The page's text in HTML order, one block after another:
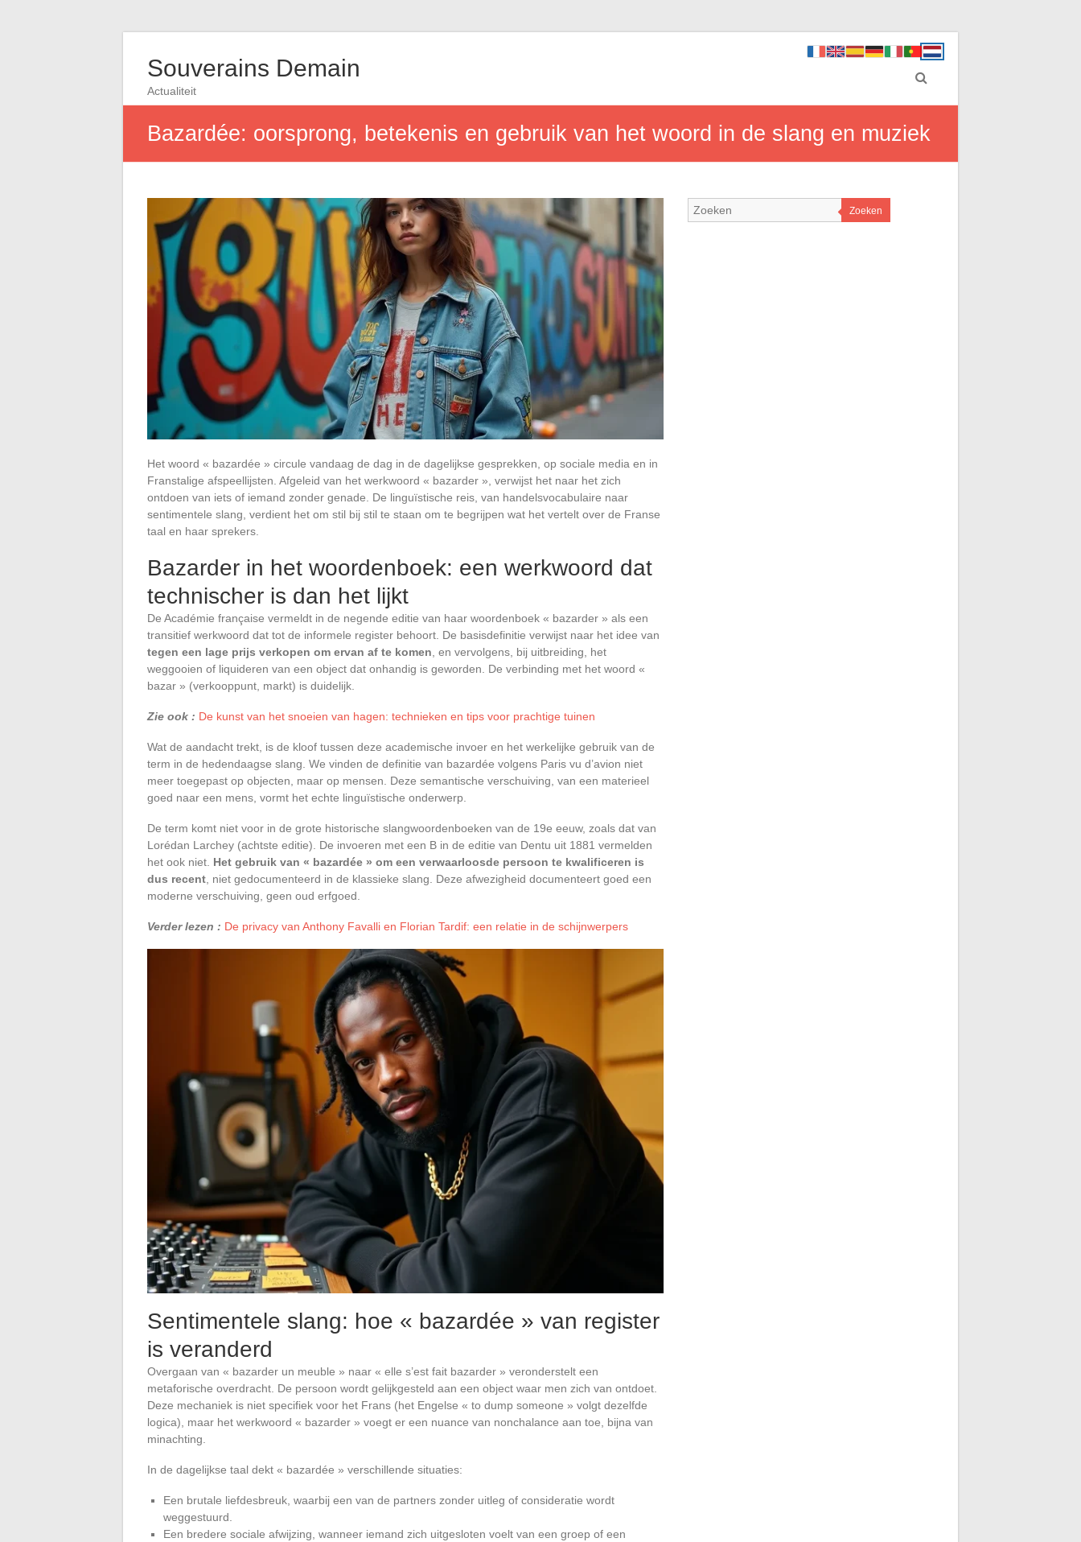
Souverains Demain
Actualiteit
Bazardée: oorsprong, betekenis en gebruik van het woord in de slang en muziek
Het woord « bazardée » circule vandaag de dag in de dagelijkse gesprekken, op sociale media en in
Franstalige afspeellijsten. Afgeleid van het werkwoord « bazarder », verwijst het naar het zich
ontdoen van iets of iemand zonder genade. De linguïstische reis, van handelsvocabulaire naar
sentimentele slang, verdient het om stil bij stil te staan om te begrijpen wat het vertelt over de Franse
taal en haar sprekers.
Bazarder in het woordenboek: een werkwoord dat
technischer is dan het lijkt
De Académie française vermeldt in de negende editie van haar woordenboek « bazarder » als een
transitief werkwoord dat tot de informele register behoort. De basisdefinitie verwijst naar het idee van
tegen een lage prijs verkopen om ervan af te komen , en vervolgens, bij uitbreiding, het
weggooien of liquideren van een object dat onhandig is geworden. De verbinding met het woord «
bazar » (verkooppunt, markt) is duidelijk.
Zie ook : De kunst van het snoeien van hagen: technieken en tips voor prachtige tuinen
Wat de aandacht trekt, is de kloof tussen deze academische invoer en het werkelijke gebruik van de
term in de hedendaagse slang. We vinden de definitie van bazardée volgens Paris vu d’avion niet
meer toegepast op objecten, maar op mensen. Deze semantische verschuiving, van een materieel
goed naar een mens, vormt het echte linguïstische onderwerp.
De term komt niet voor in de grote historische slangwoordenboeken van de 19e eeuw, zoals dat van
Lorédan Larchey (achtste editie). De invoeren met een B in de editie van Dentu uit 1881 vermelden
het ook niet. Het gebruik van « bazardée » om een verwaarloosde persoon te kwalificeren is
dus recent , niet gedocumenteerd in de klassieke slang. Deze afwezigheid documenteert goed een
moderne verschuiving, geen oud erfgoed.
Verder lezen : De privacy van Anthony Favalli en Florian Tardif: een relatie in de schijnwerpers
Sentimentele slang: hoe « bazardée » van register
is veranderd
Overgaan van « bazarder un meuble » naar « elle s’est fait bazarder » veronderstelt een
metaforische overdracht. De persoon wordt gelijkgesteld aan een object waar men zich van ontdoet.
Deze mechaniek is niet specifiek voor het Frans (het Engelse « to dump someone » volgt dezelfde
logica), maar het werkwoord « bazarder » voegt er een nuance van nonchalance aan toe, bijna van
minachting.
In de dagelijkse taal dekt « bazardée » verschillende situaties:
Een brutale liefdesbreuk, waarbij een van de partners zonder uitleg of consideratie wordt
weggestuurd.
Een bredere sociale afwijzing, wanneer iemand zich uitgesloten voelt van een groep of een
Zoeken